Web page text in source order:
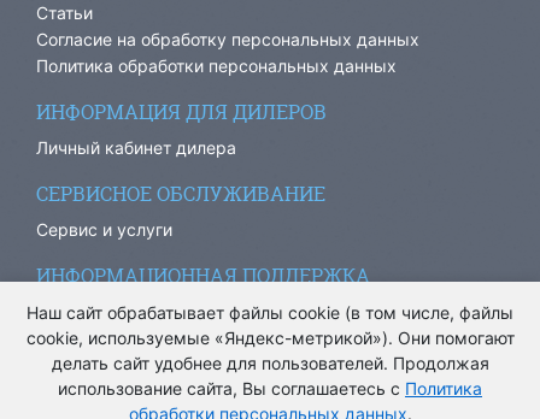
Статьи
Согласие на обработку персональных данных
Политика обработки персональных данных
ИНФОРМАЦИЯ ДЛЯ ДИЛЕРОВ
Личный кабинет дилера
СЕРВИСНОЕ ОБСЛУЖИВАНИЕ
Сервис и услуги
ИНФОРМАЦИОННАЯ ПОДДЕРЖКА
info@ariacom.ru
Наш сайт обрабатывает файлы cookie (в том числе, файлы
cookie, используемые «Яндекс-метрикой»). Они помогают
делать сайт удобнее для пользователей. Продолжая
использование сайта, Вы соглашаетесь с Политика
обработки персональных данных.